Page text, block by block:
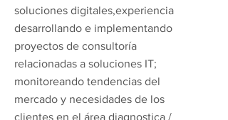
soluciones digitales,experiencia
desarrollando e implementando
proyectos de consultoría
relacionadas a soluciones IT;
monitoreando tendencias del
mercado y necesidades de los
clientes en el área diagnostica /